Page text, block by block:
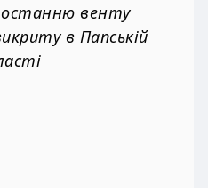
венту
в Папській